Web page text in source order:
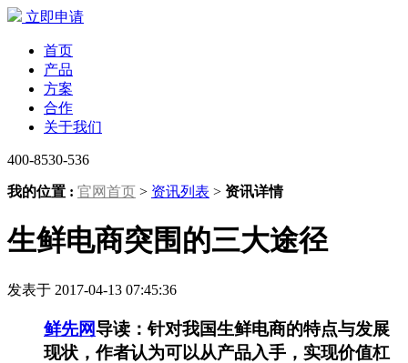
立即申请
首页
产品
方案
合作
关于我们
400-8530-536
我的位置 : 官网首页 > 资讯列表 > 资讯详情
生鲜电商突围的三大途径
发表于 2017-04-13 07:45:36
鲜先网导读：针对我国生鲜电商的特点与发展
现状，作者认为可以从产品入手，实现价值杠